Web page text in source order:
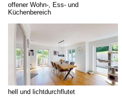
offener Wohn-, Ess- und
Küchenbereich
hell und lichtdurchflutet